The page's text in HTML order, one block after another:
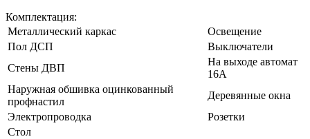
Комплектация:
Металлический каркас
Освещение
Пол ДСП
Выключатели
Стены ДВП
На выходе автомат
16А
Наружная обшивка оцинкованный
профнастил
Деревянные окна
Электропроводка
Розетки
Стол